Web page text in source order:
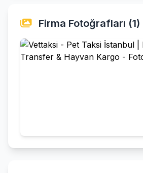
Firma Fotoğrafları (1)